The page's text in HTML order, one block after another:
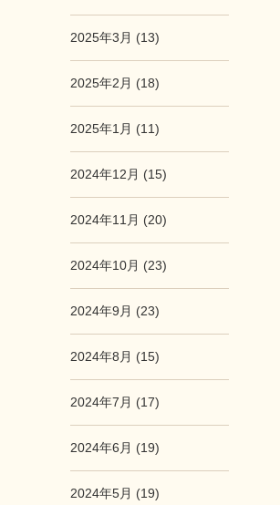
2025年3月 (13)
2025年2月 (18)
2025年1月 (11)
2024年12月 (15)
2024年11月 (20)
2024年10月 (23)
2024年9月 (23)
2024年8月 (15)
2024年7月 (17)
2024年6月 (19)
2024年5月 (19)